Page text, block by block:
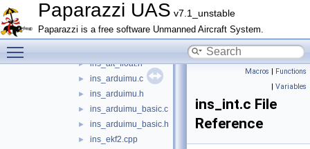
Paparazzi UAS v7.1_unstable
Paparazzi is a free software Unmanned Aircraft System.
imu_xsens.h
► ins.c
► ins.h
► ins_alt_float.h
► ins_arduimu.c
► ins_arduimu.h
► ins_arduimu_basic.c
► ins_arduimu_basic.h
► ins_ekf2.cpp
Macros | Functions
| Variables
ins_int.c File
Reference